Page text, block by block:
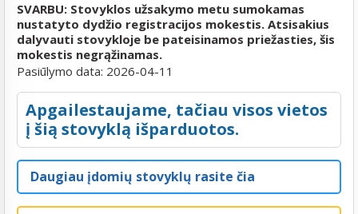
SVARBU: Stovyklos užsakymo metu sumokamas
nustatyto dydžio registracijos mokestis. Atsisakius
dalyvauti stovykloje be pateisinamos priežasties, šis
mokestis negrąžinamas.
Pasiūlymo data: 2026-04-11
Apgailestaujame, tačiau visos vietos
į šią stovyklą išparduotos.
Daugiau įdomių stovyklų rasite čia